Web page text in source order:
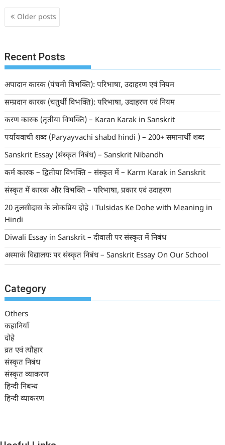
Posts
navigation
Older posts
Recent Posts
अपादान कारक (पंचमी विभक्ति): परिभाषा, उदाहरण एवं नियम
सम्प्रदान कारक (चतुर्थी विभक्ति): परिभाषा, उदाहरण एवं नियम
करण कारक (तृतीया विभक्ति) – Karan Karak in Sanskrit
पर्यायवाची शब्द (Paryayvachi shabd hindi ) – 200+ समानार्थी शब्द
Sanskrit Essay (संस्कृत निबंध) – Sanskrit Nibandh
कर्म कारक – द्वितीया विभक्ति – संस्कृत में – Karm Karak in Sanskrit
संस्कृत में कारक और विभक्ति – परिभाषा, प्रकार एवं उदाहरण
20 तुलसीदास के लोकप्रिय दोहे । Tulsidas Ke Dohe with Meaning in
Hindi
Diwali Essay in Sanskrit – दीवाली पर संस्कृत में निबंध
अस्माकं विद्यालयः पर संस्कृत निबंध – Sanskrit Essay On Our School
Category
Others
कहानियाँ
दोहे
व्रत एवं त्यौहार
संस्कृत निबंध
संस्कृत व्याकरण
हिन्दी निबन्ध
हिन्दी व्याकरण